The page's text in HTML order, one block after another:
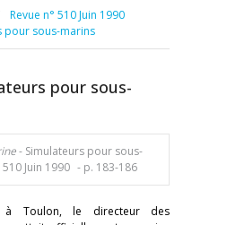
Revue n° 510 Juin 1990
pour sous-marins
pour sous-
- Simulateurs pour sous-
510 Juin 1990 - p. 183-186
Toulon, le directeur des